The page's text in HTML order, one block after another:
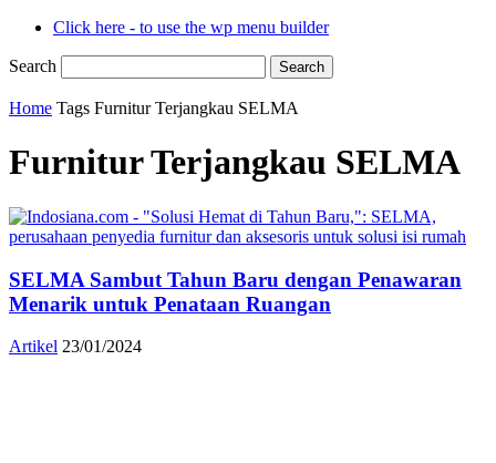
Click here - to use the wp menu builder
Search
Home Tags Furnitur Terjangkau SELMA
Furnitur Terjangkau SELMA
SELMA Sambut Tahun Baru dengan Penawaran
Menarik untuk Penataan Ruangan
Artikel 23/01/2024